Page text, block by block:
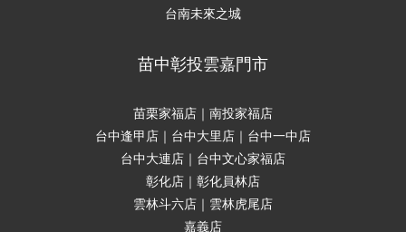
台南未來之城
苗中彰投雲嘉門市
苗栗家福店｜南投家福店
台中逢甲店｜台中大里店｜台中一中店
台中大連店｜台中文心家福店
彰化店｜彰化員林店
雲林斗六店｜雲林虎尾店
嘉義店